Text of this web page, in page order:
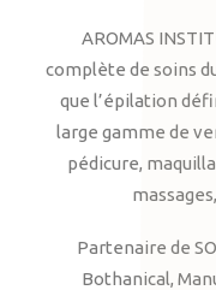
AROMAS
complète de soins
que l’épilation
large gamme de
pédicure,
Partenaire de
Bothanical,